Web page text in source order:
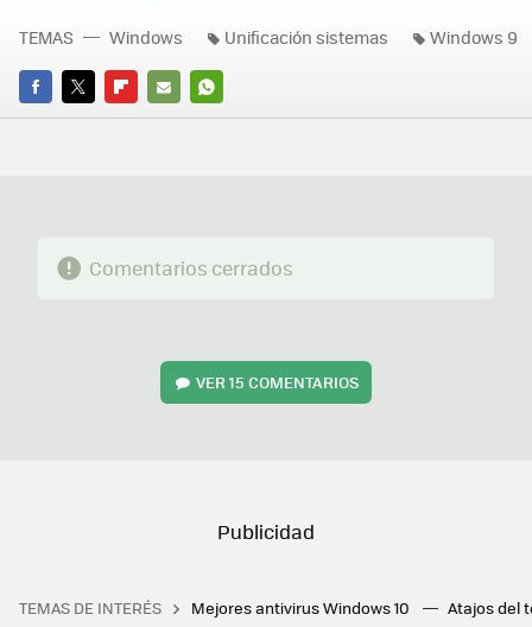
FACEBOOK
TWITTERFLIPBOARD
E-
WHATSAPP
TEMAS Windows Unificación sistemas Windows 9
Comentarios cerrados
VER15 COMENTARIOS
TEMAS DE INTERÉS Mejores antivirus Windows 10 Atajos del